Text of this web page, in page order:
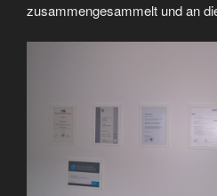
zusammengesammelt und an